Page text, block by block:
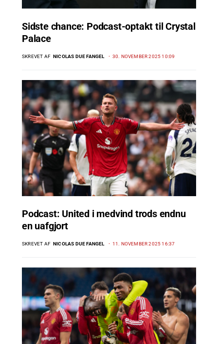
Sidste chance: Podcast-optakt til Crystal
Palace
SKREVET AF NICOLAS DUE FANGEL 30. NOVEMBER 2025 10:09
Podcast: United i medvind trods endnu
en uafgjort
SKREVET AF NICOLAS DUE FANGEL 11. NOVEMBER 2025 16:37